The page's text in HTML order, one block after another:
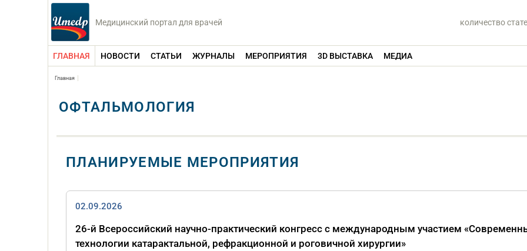
Медицинский портал для врачей количество
ГЛАВНАЯ НОВОСТИ СТАТЬИ ЖУРНАЛЫ МЕРОПРИЯТИЯ 3D ВЫСТАВКА МЕДИА
Главная
ОФТАЛЬМОЛОГИЯ
ПЛАНИРУЕМЫЕ МЕРОПРИЯТИЯ
02.09.2026
26-й Всероссийский научно-практический конгресс с международным участием
технологии катарактальной, рефракционной и роговичной хирургии»